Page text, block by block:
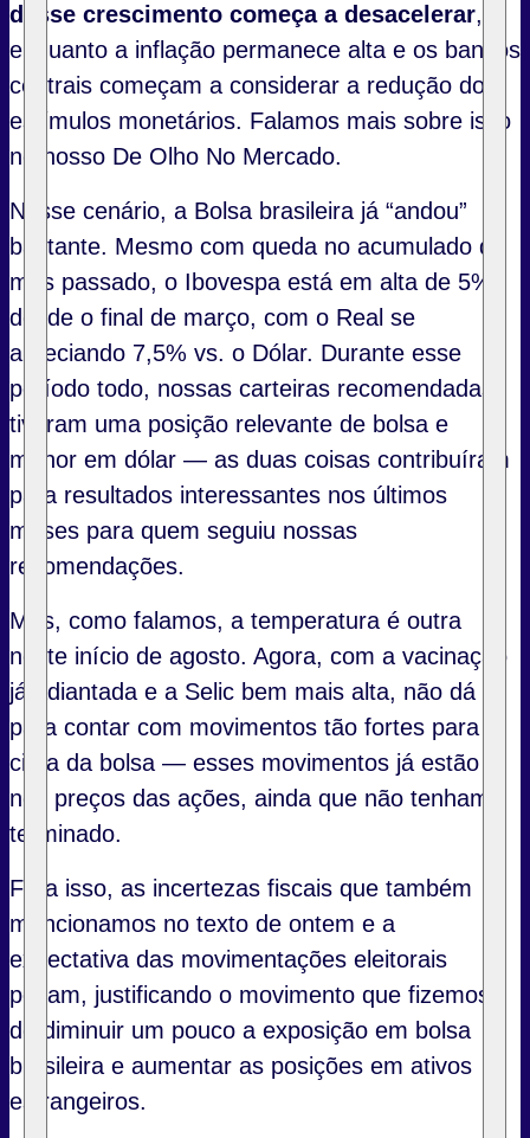
desse crescimento começa a desacelerar,
enquanto a inflação permanece alta e os bancos
centrais começam a considerar a redução dos
estímulos monetários. Falamos mais sobre isso
no nosso De Olho No Mercado.
Nesse cenário, a Bolsa brasileira já “andou”
bastante. Mesmo com queda no acumulado do
mês passado, o Ibovespa está em alta de 5%
desde o final de março, com o Real se
apreciando 7,5% vs. o Dólar. Durante esse
período todo, nossas carteiras recomendadas
tiveram uma posição relevante de bolsa e
menor em dólar — as duas coisas contribuíram
para resultados interessantes nos últimos
meses para quem seguiu nossas
recomendações.
Mas, como falamos, a temperatura é outra
neste início de agosto. Agora, com a vacinação
já adiantada e a Selic bem mais alta, não dá
para contar com movimentos tão fortes para
cima da bolsa — esses movimentos já estão
nos preços das ações, ainda que não tenham
terminado.
Fora isso, as incertezas fiscais que também
mencionamos no texto de ontem e a
expectativa das movimentações eleitorais
pesam, justificando o movimento que fizemos
de diminuir um pouco a exposição em bolsa
brasileira e aumentar as posições em ativos
estrangeiros.